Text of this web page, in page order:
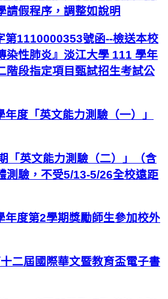
請假程序，調整如說明
第1110000353號函--檢送本校
染性肺炎』淡江大學 111 學年
階段指定項目甄試招生考試公
度「英文能力測驗（一）」
「英文能力測驗（二）」（含
測驗，不受5/13-5/26全校遠距
年度第2學期獎勵師生參加校外
二屆國際華文暨教育盃電子書